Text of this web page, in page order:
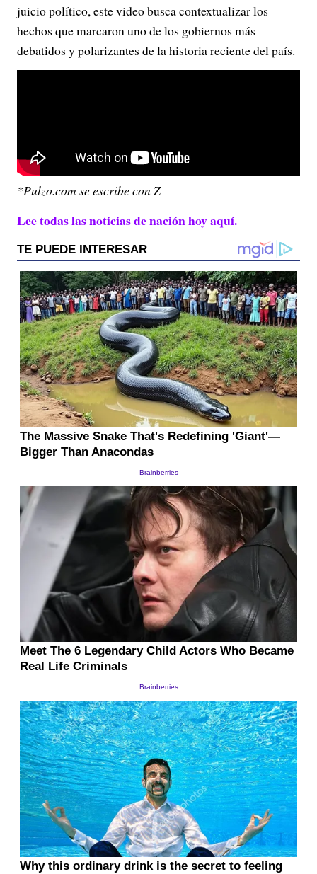
juicio político, este video busca contextualizar los
hechos que marcaron uno de los gobiernos más
debatidos y polarizantes de la historia reciente del país.
*Pulzo.com se escribe con Z
Lee todas las noticias de nación hoy aquí.